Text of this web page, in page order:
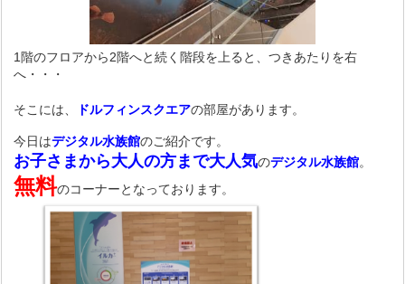
1階のフロアから2階へと続く階段を上ると、つきあたりを右
へ・・・
そこには、 ドルフィンスクエアの部屋があります。
今日はデジタル水族館のご紹介です。
お子さまから大人の方まで大人気のデジタル水族館。
無料のコーナーとなっております。